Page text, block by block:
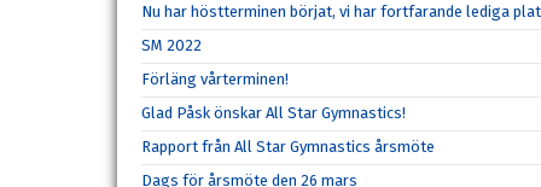
Nu har höstterminen börjat, vi har fortfarande lediga
SM 2022
Förläng vårterminen!
Glad Påsk önskar All Star Gymnastics!
Rapport från All Star Gymnastics årsmöte
Dags för årsmöte den 26 mars